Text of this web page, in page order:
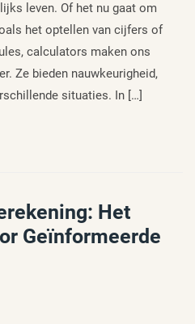
leven. Of het nu gaat om
het optellen van cijfers of
calculators maken ons
Ze bieden nauwkeurigheid,
situaties. In […]
Het
Geïnformeerde